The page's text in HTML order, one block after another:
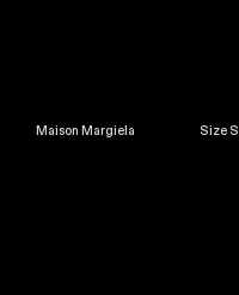
Maison Margiela Size S